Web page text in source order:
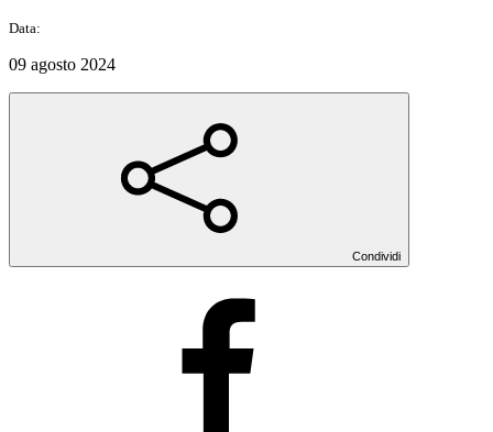
Data:
09 agosto 2024
Condividi